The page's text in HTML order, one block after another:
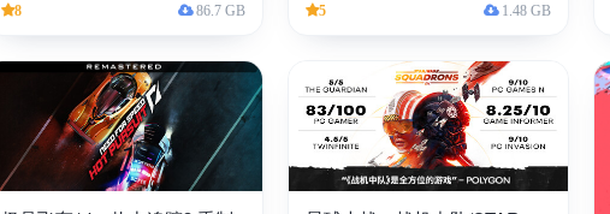
8 86.7 GB
Game voices38
5 1.48 GB